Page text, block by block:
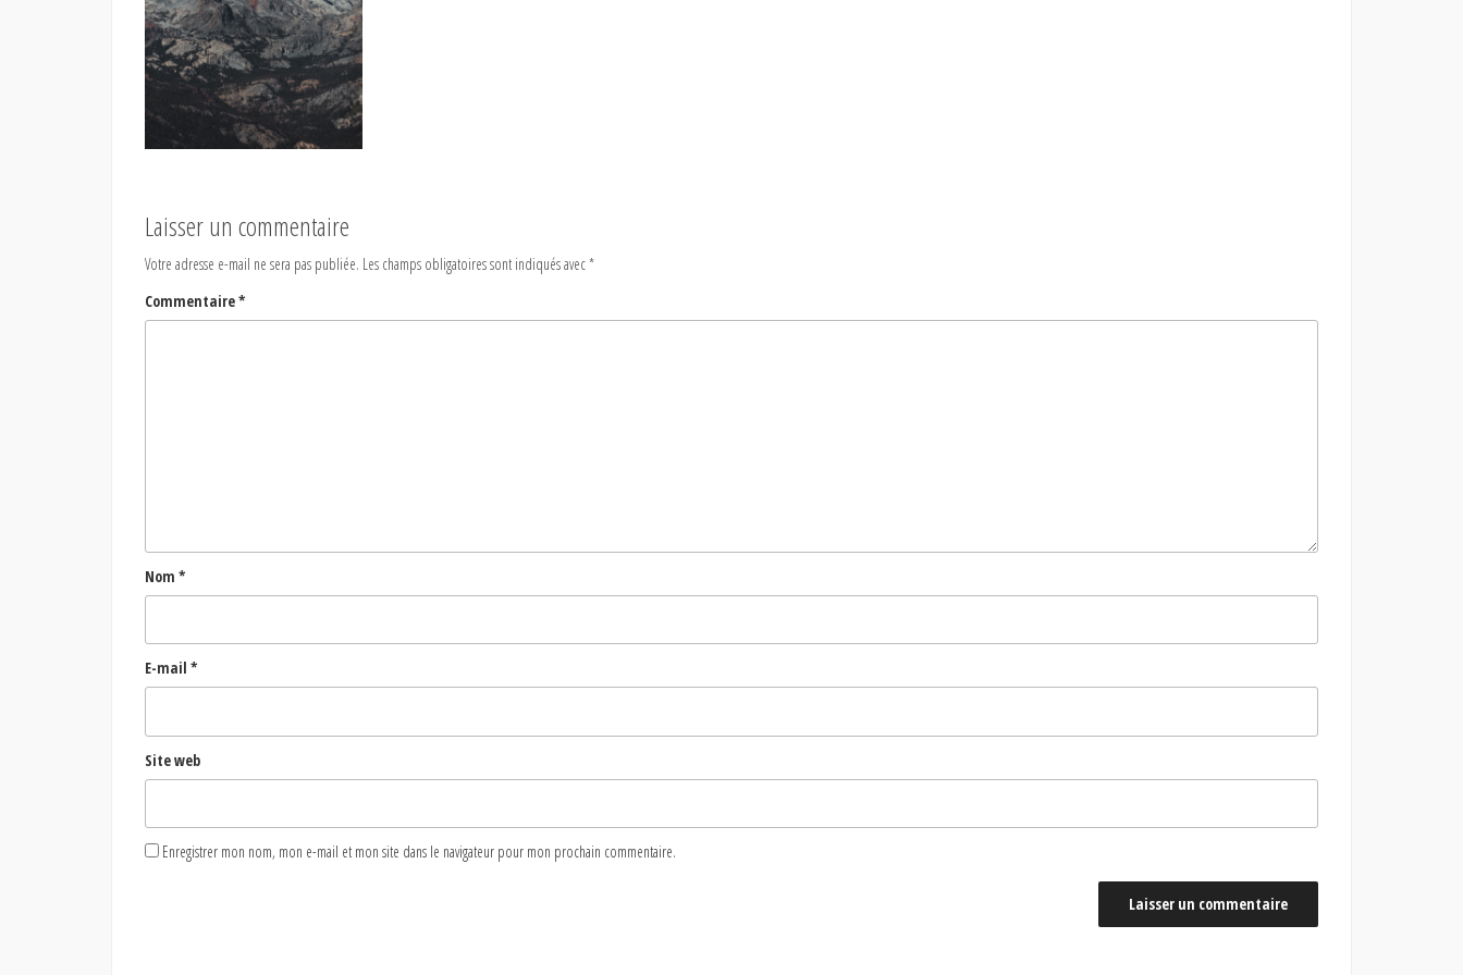
Laisser un commentaire
Votre adresse e-mail ne sera pas publiée. Les champs obligatoires sont indiqués avec*
Commentaire*
Nom *
E-mail *
Site web
Enregistrer mon nom, mon e-mail et mon site dans le navigateur pour mon prochain commentaire.